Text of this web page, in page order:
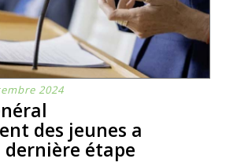
2024
des jeunes a
étape